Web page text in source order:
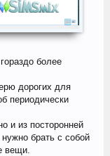
более
дорогих для
периодически
и из посторонней
брать с собой
вещи.